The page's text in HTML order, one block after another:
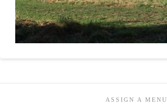
ASSIGN A MENU